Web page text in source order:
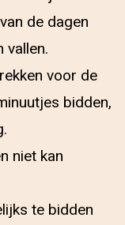
de dagen
vallen.
voor de
bidden,
niet kan
te bidden